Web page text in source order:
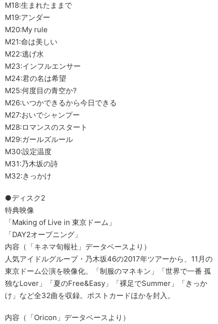
M18:生まれたままで
M19:アンダー
M20:My rule
M21:命は美しい
M22:逃げ水
M23:インフルエンサー
M24:君の名は希望
M25:何度目の青空か?
M26:いつかできるから今日できる
M27:おいでシャンプー
M28:ロマンスのスタート
M29:ガールズルール
M30:設定温度
M31:乃木坂の詩
M32:きっかけ
●ディスク2
特典映像
「Making of Live in 東京ドーム」
「DAY2オープニング」
内容（「キネマ旬報社」データベースより）
人気アイドルグループ・乃木坂46の2017年ツアーから、11月の
東京ドーム公演を映像化。「制服のマネキン」「世界で一番 孤
独なLover」「夏のFree&Easy」「裸足でSummer」「きっか
け」など全32曲を収録。ポストカードほかを封入。
内容（「Oricon」データベースより）